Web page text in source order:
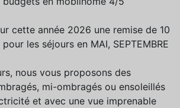
cette année 2026 une remise de 10
les séjours en MAI, SEPTEMBRE
nous vous proposons des
mi-ombragés ou ensoleillés
et avec une vue imprenable